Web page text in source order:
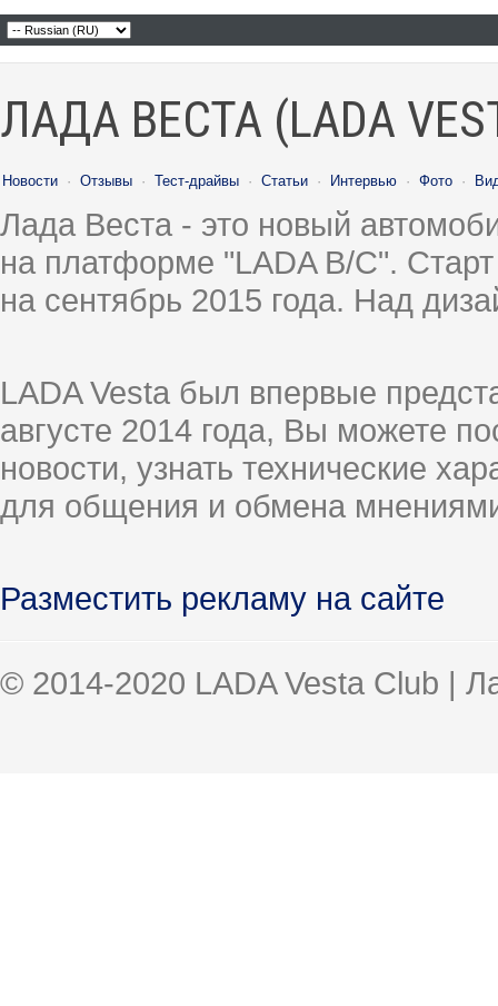
ЛАДА ВЕСТА (LADA
Новости · Отзывы · Тест-драйвы · Статьи · Интервью · Фото ·
Лада Веста - это новый
на платформе "LADA B/C".
на сентябрь 2015 года. Над
LADA Vesta был впервые
августе 2014 года, Вы можете
новости, узнать технические
для общения и обмена
Разместить рекламу на сайте
© 2014-2020 LADA Vesta Club |